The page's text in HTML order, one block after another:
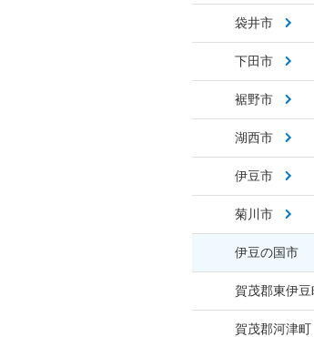
袋井市
下田市
裾野市
湖西市
伊豆市
菊川市
伊豆の国市
賀茂郡東伊豆
賀茂郡河津町